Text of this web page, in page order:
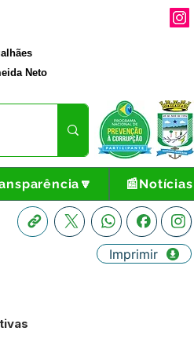
Neto
📰Notícias
Imprimir